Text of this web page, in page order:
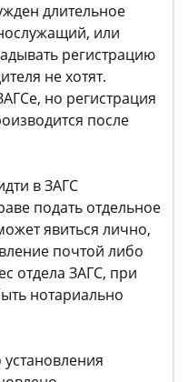
длительное
или
регистрацию
не хотят.
но регистрация
после
в ЗАГС
подать отдельное
явиться лично,
почтой либо
отдела ЗАГС, при
нотариально